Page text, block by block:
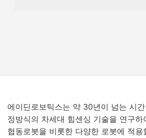
에이딘로보틱스는 약 30년이 넘는 시
정방식의 차세대 힘센싱 기술을 연구하
협동로봇을 비롯한 다양한 로봇에 적